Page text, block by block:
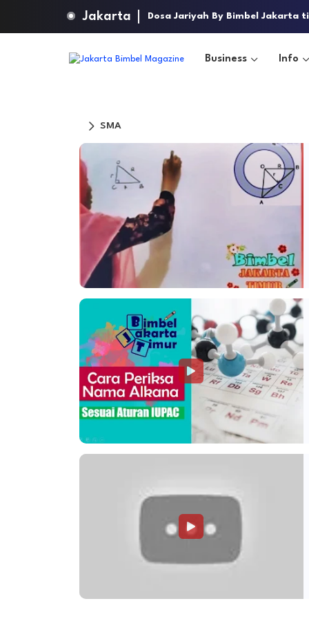
Jakarta Dosa Jariyah By Bimbel Jakarta
Business Info
SMA